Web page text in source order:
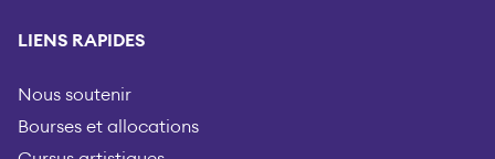
LIENS RAPIDES
Nous soutenir
Bourses et allocations